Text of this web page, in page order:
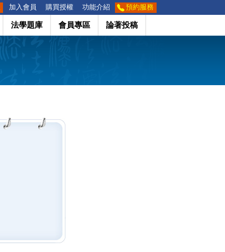
加入會員 購買授權 功能介紹 預約服務
法學題庫 會員專區 論著投稿